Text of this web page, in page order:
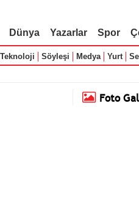
Dünya Yazarlar Spor
Söyleşi Medya Yurt
Foto